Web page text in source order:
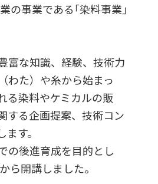
の事業である｢染料事業｣
富な知識、経験、技術力
わた）や糸から始まっ
る染料やケミカルの販
する企画提案、技術コン
す。
の後進育成を目的とし
ら開講しました。